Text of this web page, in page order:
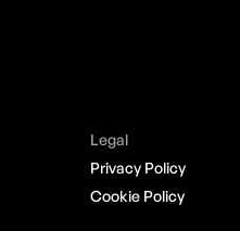
Legal
Privacy Policy
Cookie Policy